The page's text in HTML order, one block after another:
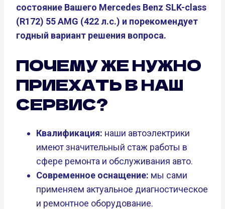
состояние Вашего Mercedes Benz SLK-class
(R172) 55 AMG (422 л.с.) и порекомендует
годный вариант решения вопроса.
ПОЧЕМУ ЖЕ НУЖНО
ПРИЕХАТЬ В НАШ
СЕРВИС?
Квалификация: наши автоэлектрики
имеют значительный стаж работы в
сфере ремонта и обслуживания авто.
Современное оснащение: мы сами
применяем актуальное диагностическое
и ремонтное оборудование.